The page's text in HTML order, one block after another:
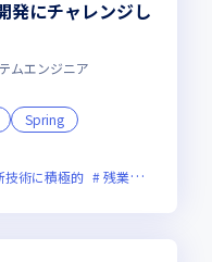
発にチャレンジし
ムエンジニア
Spring
技術に積極的 残業月20時間未満